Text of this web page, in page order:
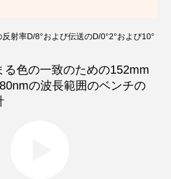
射率D/8°および伝送のD/0°2°および10°
る色の一致のための152mm
の波長範囲のベンチの